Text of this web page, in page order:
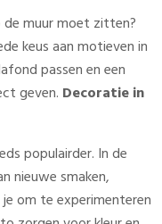
muur moet zitten?
keus aan motieven in
passen en een
geven. Decoratie in
populairder. In de
nieuwe smaken,
om te experimenteren